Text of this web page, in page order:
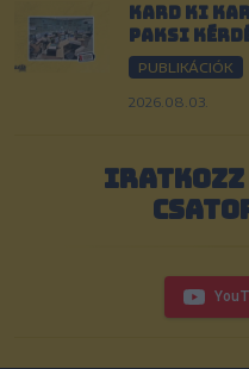
Kard ki
paksi
PUBLIKÁCIÓK
2026.08.03.
IRATKOZZ